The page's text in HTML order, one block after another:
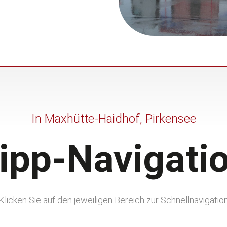
In Maxhütte-Haidhof, Pirkensee
Sie auf den jeweiligen Bereich zur